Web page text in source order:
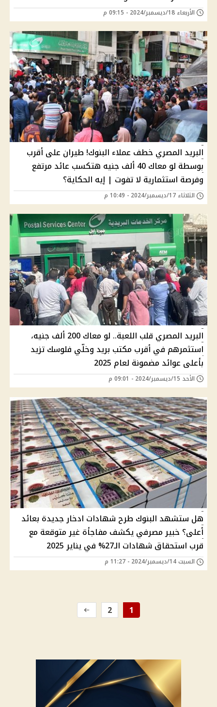
الأربعاء 18/ديسمبر/2024 - 09:15 م
البريد المصري خطف عملاء البنوك! طيران على أقرب
بوسطة لو معاك 40 ألف جنيه هتكسب عائد مرتفع
وفرصة استثمارية لا تفوت | إيه الحكاية؟
الثلاثاء 17/ديسمبر/2024 - 10:49 م
البريد المصري قلب اللعبة.. لو معاك 200 ألف جنيه،
استثمرهم في أقرب مكتب بريد وخلّي فلوسك تزيد
بأعلى عوائد مضمونة لعام 2025
الأحد 15/ديسمبر/2024 - 09:01 م
هل ستشهد البنوك طرح شهادات ادخار جديدة بعائد
أعلى؟ خبير مصرفي يكشف مفاجأة غير متوقعة مع
قرب استحقاق شهادات الـ27% في يناير 2025
السبت 14/ديسمبر/2024 - 11:27 م
1
2